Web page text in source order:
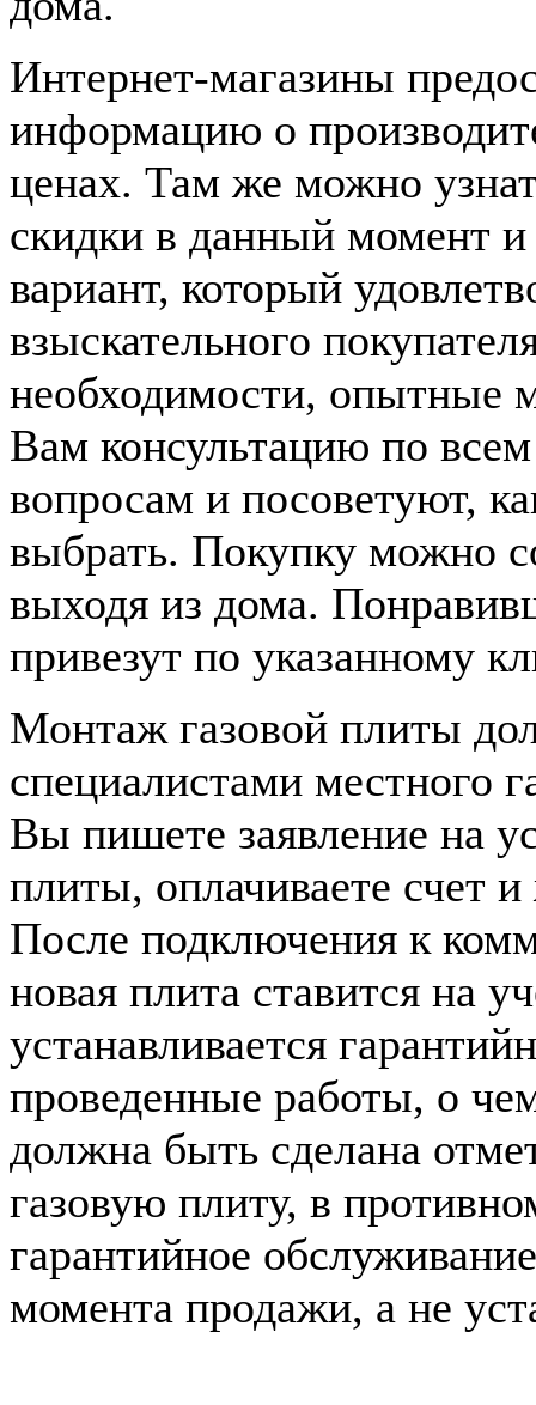
Интернет-магазины
информацию о
ценах. Там же можно
скидки в данный момент
вариант, который
взыскательного
необходимости, опытные
Вам консультацию по
вопросам и посоветуют,
выбрать. Покупку можно
выходя из дома.
привезут по указанному
Монтаж газовой плиты
специалистами местного
Вы пишете заявление на
плиты, оплачиваете счет
После подключения к
новая плита ставится на
устанавливается
проведенные работы, о
должна быть сделана
газовую плиту, в
гарантийное
момента продажи, а не